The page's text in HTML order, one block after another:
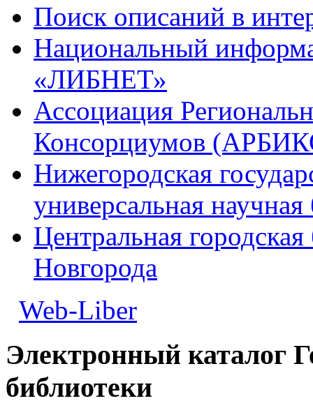
Поиск описаний в
Национальный
«ЛИБНЕТ»
Ассоциация
Консорциумов
Нижегородская
универсальная научная
Центральная
Новгорода
Web-Liber
Электронный каталог
библиотеки